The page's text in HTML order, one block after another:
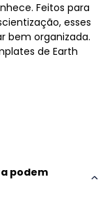
Feitos para
esses
bem organizada.
de Earth
podem